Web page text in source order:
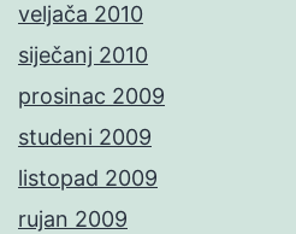
veljača 2010
siječanj 2010
prosinac 2009
studeni 2009
listopad 2009
rujan 2009